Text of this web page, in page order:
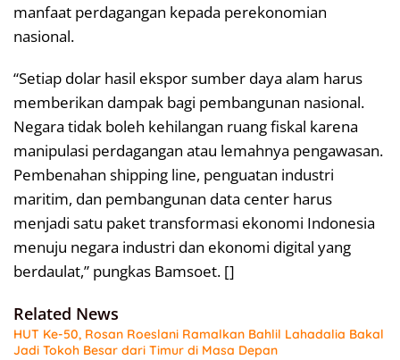
manfaat perdagangan kepada perekonomian
nasional.
“Setiap dolar hasil ekspor sumber daya alam harus
memberikan dampak bagi pembangunan nasional.
Negara tidak boleh kehilangan ruang fiskal karena
manipulasi perdagangan atau lemahnya pengawasan.
Pembenahan shipping line, penguatan industri
maritim, dan pembangunan data center harus
menjadi satu paket transformasi ekonomi Indonesia
menuju negara industri dan ekonomi digital yang
berdaulat,” pungkas Bamsoet. []
Related News
HUT Ke-50, Rosan Roeslani Ramalkan Bahlil Lahadalia Bakal
Jadi Tokoh Besar dari Timur di Masa Depan